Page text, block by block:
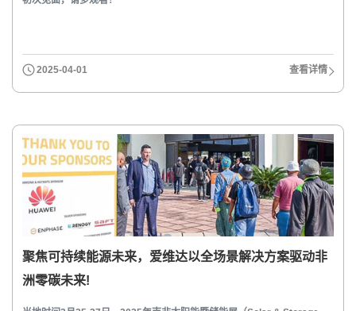
2025-04-01 查看详情
聚焦可持续能源未来，爱维达以全场景解决方案驱动非
洲零碳未来!